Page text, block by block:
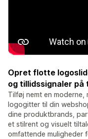
Opret flotte
og tillidssignaler
Tilføj nemt en
logogitter til din
dine produktbrands,
et stilrent og visuelt
omfattende muligheder